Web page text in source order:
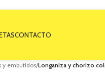
CONTACTO
y embutidos/Longaniza y chorizo